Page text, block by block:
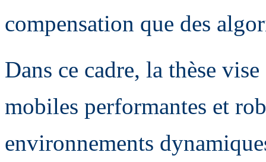
compensation que des
Dans ce cadre, la thèse
mobiles performantes et
environnements